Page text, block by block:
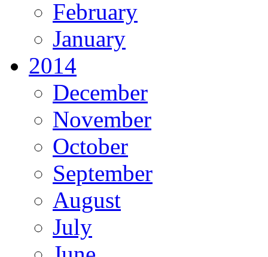
February
January
2014
December
November
October
September
August
July